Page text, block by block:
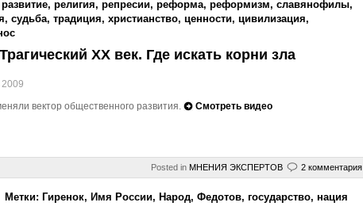
развитие, религия, репресии, реформа, реформизм, славянофилы,
, судьба, традиция, христианство, ценности, цивилизация,
XX век. Где искать корни зла
вектор общественного развития.
Смотреть видео
Posted in МНЕНИЯ ЭКСПЕРТОВ 2 комментария
Метки: Гиренок, Имя России, Народ, Федотов, государство, нация